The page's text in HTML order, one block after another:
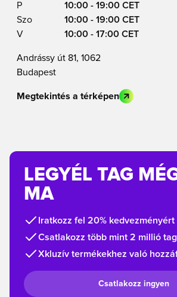
P
10:00 - 19:00 CET
Szo
10:00 - 19:00 CET
V
10:00 - 17:00 CET
Andrássy út 81, 1062
Budapest
Megtekintés a térképen
LEGYÉL TAG
MA
Iratkozz fel 20% kedvezményért
Csatlakozz több mint 2 millió
Xkluzív termékekhez való
Csatlakozz ingyen